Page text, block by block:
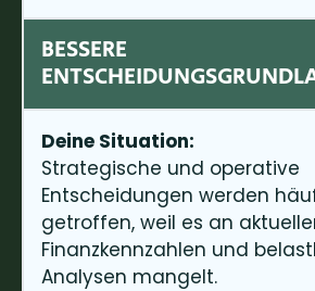
BESSERE
Deine Situation:
Strategische und operative
Entscheidungen werden
getroffen, weil es an
Finanzkennzahlen und
Analysen mangelt.